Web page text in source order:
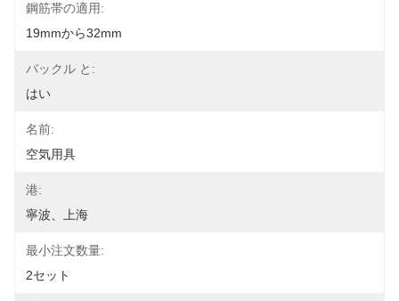
鋼筋帯の適用:
19mmから32mm
バックル と:
はい
名前:
空気用具
港:
寧波、上海
最小注文数量:
2セット